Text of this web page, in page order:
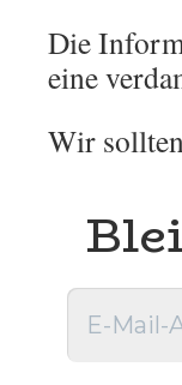
Die
eine
Wir